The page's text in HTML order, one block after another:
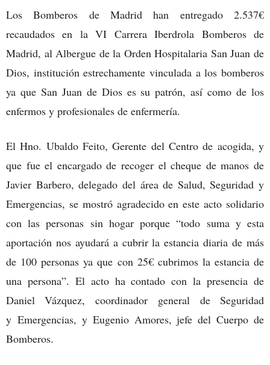
Los Bomberos de Madrid han entregado 2.537€
recaudados en la VI Carrera Iberdrola Bomberos de
Madrid, al Albergue de la Orden Hospitalaria San Juan de
Dios, institución estrechamente vinculada a los bomberos
ya que San Juan de Dios es su patrón, así como de los
enfermos y profesionales de enfermería.
El Hno. Ubaldo Feito, Gerente del Centro de acogida, y
que fue el encargado de recoger el cheque de manos de
Javier Barbero, delegado del área de Salud, Seguridad y
Emergencias, se mostró agradecido en este acto solidario
con las personas sin hogar porque “todo suma y esta
aportación nos ayudará a cubrir la estancia diaria de más
de 100 personas ya que con 25€ cubrimos la estancia de
una persona”. El acto ha contado con la presencia de
Daniel Vázquez, coordinador general de Seguridad
y Emergencias, y Eugenio Amores, jefe del Cuerpo de
Bomberos.